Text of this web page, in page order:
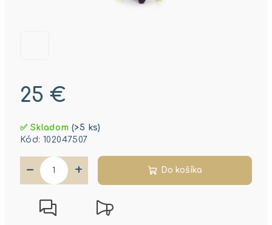
25 €
cena:
✅ Skladom(>5 ks)
Kód: 102047507
+
− Do košíka